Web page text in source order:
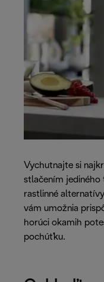
Vychutnajte si
stlačením jediného
rastlinné
vám umožnia
horúci okamih
pochúťku.